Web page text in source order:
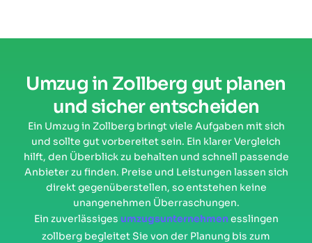
Umzug in Zollberg gut planen
und sicher entscheiden
Ein Umzug in Zollberg bringt viele Aufgaben mit sich
und sollte gut vorbereitet sein. Ein klarer Vergleich
hilft, den Überblick zu behalten und schnell passende
Anbieter zu finden. Preise und Leistungen lassen sich
direkt gegenüberstellen, so entstehen keine
unangenehmen Überraschungen.
Ein zuverlässiges umzugsunternehmenesslingen
zollberg begleitet Sie von der Planung bis zum